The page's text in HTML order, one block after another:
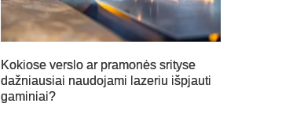
Kokiose verslo ar pramonės srityse
dažniausiai naudojami lazeriu išpjauti
gaminiai?